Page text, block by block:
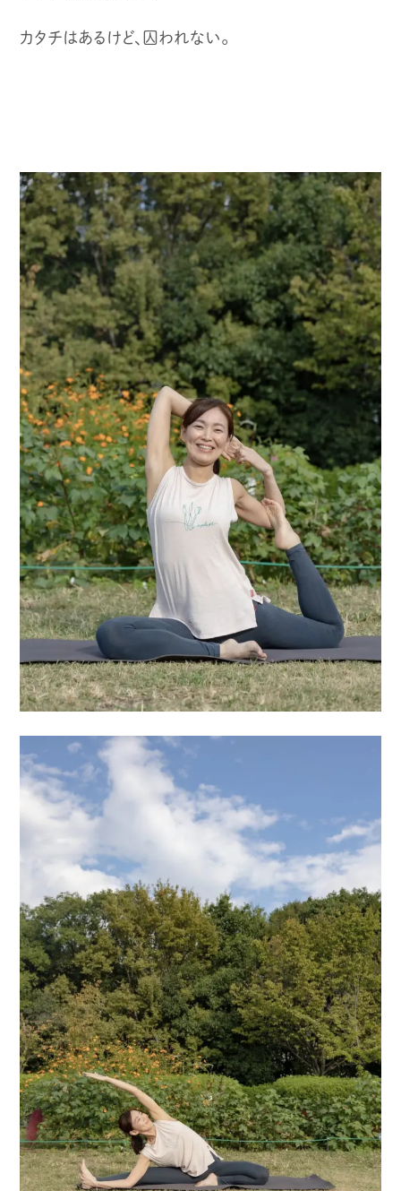
カタチはあるけど、囚われない。